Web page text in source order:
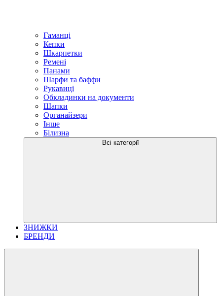
Гаманці
Кепки
Шкарпетки
Ремені
Панами
Шарфи та баффи
Рукавиці
Обкладинки на документи
Шапки
Органайзери
Інше
Білизна
Всі категорії
ЗНИЖКИ
БРЕНДИ